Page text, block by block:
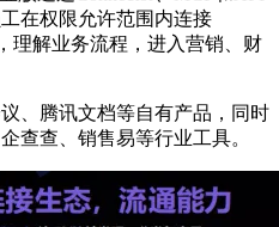
在权限允许范围内连接
理解业务流程，进入营销、财
、腾讯文档等自有产品，同时
查查、销售易等行业工具。